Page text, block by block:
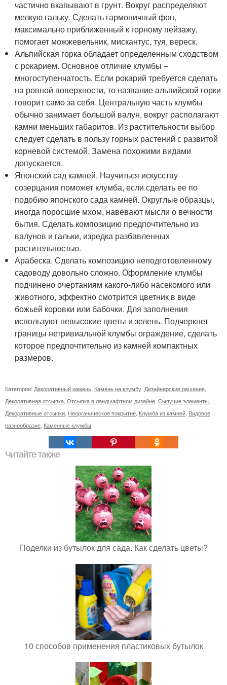
частично вкапывают в грунт. Вокруг распределяют
мелкую гальку. Сделать гармоничный фон,
максимально приближенный к горному пейзажу,
помогает можжевельник, мискантус, туя, вереск.
Альпийская горка обладает определенным сходством
с рокарием. Основное отличие клумбы –
многоступенчатость. Если рокарий требуется сделать
на ровной поверхности, то название альпийской горки
говорит само за себя. Центральную часть клумбы
обычно занимает большой валун, вокруг располагают
камни меньших габаритов. Из растительности выбор
следует сделать в пользу горных растений с развитой
корневой системой. Замена похожими видами
допускается.
Японский сад камней. Научиться искусству
созерцания поможет клумба, если сделать ее по
подобию японского сада камней. Округлые образцы,
иногда поросшие мхом, навевают мысли о вечности
бытия. Сделать композицию предпочтительно из
валунов и гальки, изредка разбавленных
растительностью.
Арабеска. Сделать композицию неподготовленному
садоводу довольно сложно. Оформление клумбы
подчинено очертаниям какого-либо насекомого или
животного, эффектно смотрится цветник в виде
божьей коровки или бабочки. Для заполнения
используют невысокие цветы и зелень. Подчеркнет
границы нетривиальной клумбы ограждение, сделать
которое предпочтительно из камней компактных
размеров.
Категории: Декоративный камень, Камень на клумбу, Дизайнерские решения,
Декоративная отсыпка, Отсыпка в ландшафтном дизайне, Сыпучие элементы,
Декоративные отсыпки, Неорганическое покрытие, Клумба из камней, Видовое
разнообразие, Каменные клумбы
Читайте также
Поделки из бутылок для сада. Как сделать цветы?
10 способов применения пластиковых бутылок